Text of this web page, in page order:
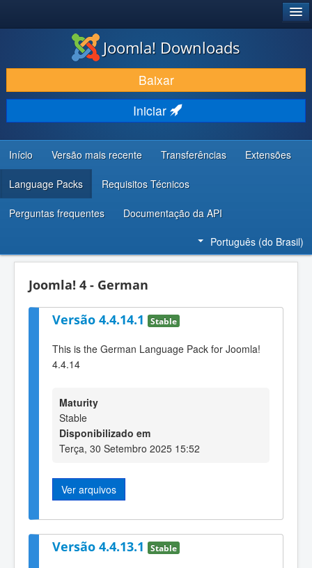
BAIXAR E APRIMORAR
DESCUBRA & APRENDA
COMUNIDADE & SUPORTE
RECURSOS PARA DESENVOLVEDORES
Joomla! Downloads
Baixar
Iniciar
Início Versão mais recente Transferências Extensões
Language Packs Requisitos Técnicos
Perguntas frequentes Documentação da API
Português (do Brasil)
Joomla! 4 - German
Versão 4.4.14.1 Stable
This is the German Language Pack for Joomla!
4.4.14
Maturity
Stable
Disponibilizado em
Terça, 30 Setembro 2025 15:52
Ver arquivos
Versão 4.4.13.1 Stable